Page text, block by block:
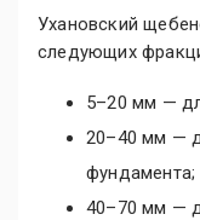
Ухановский
следующих
5–20 мм —
20–40 мм —
фундамента;
40–70 мм —